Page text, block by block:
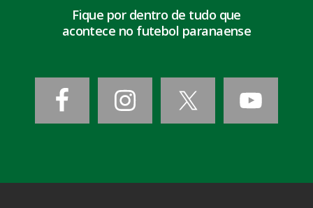
Fique por dentro de tudo que
acontece no futebol paranaense